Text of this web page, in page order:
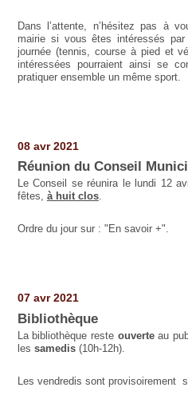
Dans l’attente, n’hésitez pas à
mairie si vous êtes intéressés
journée (tennis, course à pied et
intéressées pourraient ainsi se
pratiquer ensemble un même sport.
08 avr 2021
Réunion du Conseil
Le Conseil se réunira le lundi 12
fêtes, à huit clos.
Ordre du jour sur : "En savoir +".
07 avr 2021
Bibliothèque
La bibliothèque reste ouverteau
les samedis(10h-12h).
Les vendredis sont provisoirement